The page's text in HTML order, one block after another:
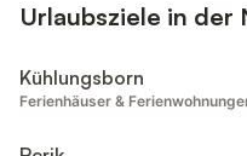
Urlaubsziele in der
Kühlungsborn
Ferienhäuser &